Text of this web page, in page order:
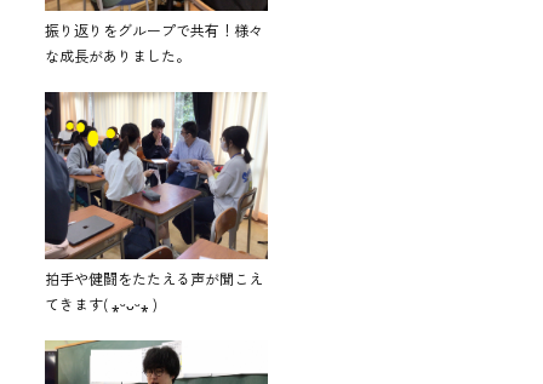
振り返りをグループで共有！様々
な成長がありました。
拍手や健闘をたたえる声が聞こえ
てきます( ⁎ᵕᴗᵕ⁎ )